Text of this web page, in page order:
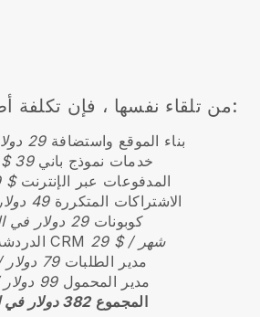
من تلقاء نفسها ، فإن تكلفة أطروحات الأدوات:
بناء الموقع واستضافة29 دولار في الشهر
خدمات نموذج باني39 $ / شهر
المدفوعات عبر الإنترنت$ 29 / شهر
الاشتراكات المتكررة49 دولار في الشهر
كوبونات29 دولار في الشهر
الدردشة الحية و CRM
29 $ / شهر
مدير الطلبات79 دولار / شهر
مدير المحمول99 دولار / شهر
المجموع 382 دولار في الشهر